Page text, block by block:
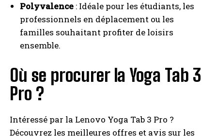
Polyvalence : Idéale pour les étudiants, les
professionnels en déplacement ou les
familles souhaitant profiter de loisirs
ensemble.
Où se procurer la Yoga Tab 3
Pro ?
Intéressé par la Lenovo Yoga Tab 3 Pro ?
Découvrez les meilleures offres et avis sur les